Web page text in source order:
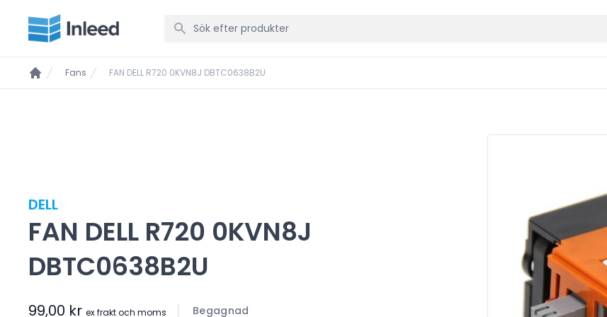
Fans FAN DELL R720 0KVN8J DBTC0638B2U
DELL
FAN DELL R720 0KVN8J
DBTC0638B2U
99,00 kr ex frakt och moms Begagnad